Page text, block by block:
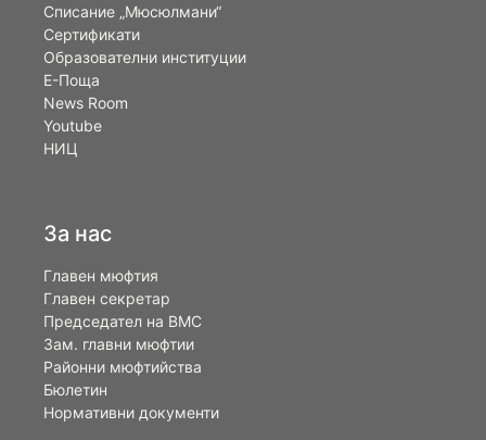
Списание „Мюсюлмани“
Сертификати
Образователни институции
Е-Поща
News Room
Youtube
НИЦ
За нас
Главен мюфтия
Главен секретар
Председател на ВМС
Зам. главни мюфтии
Районни мюфтийства
Бюлетин
Нормативни документи